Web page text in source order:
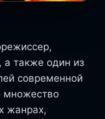
а также один из
современной
множество
жанрах,